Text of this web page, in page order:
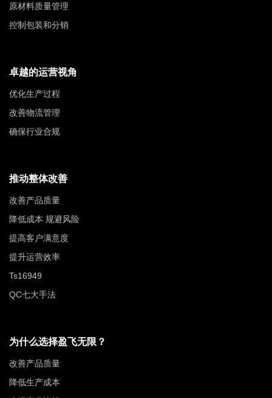
原材料质量管理
控制包装和分销
卓越的运营视角
优化生产过程
改善物流管理
确保行业合规
推动整体改善
改善产品质量
降低成本 规避风险
提高客户满意度
提升运营效率
Ts16949
QC七大手法
为什么选择盈飞无限？
改善产品质量
降低生产成本